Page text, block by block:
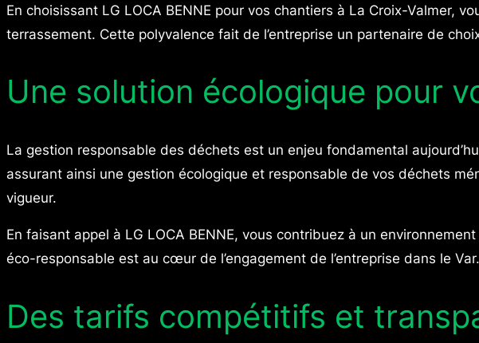
En choisissant LG LOCA BENNE pour vos chantiers à La Croix-Valmer,
terrassement. Cette polyvalence fait de l’entreprise un partenaire de
Une solution écologique pour
La gestion responsable des déchets est un enjeu fondamental
assurant ainsi une gestion écologique et responsable de vos déchets
vigueur.
En faisant appel à LG LOCA BENNE, vous contribuez à un
éco-responsable est au cœur de l’engagement de l’entreprise dans le Var.
Des tarifs compétitifs et